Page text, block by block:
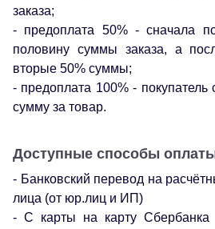
заказа;
- предоплата 50% - сначала
половину суммы заказа, а
вторые 50% суммы;
- предоплата 100% - покупатель
сумму за товар.
Доступные способы
- Банковский перевод на
лица (от юр.лиц и ИП)
- С карты на карту